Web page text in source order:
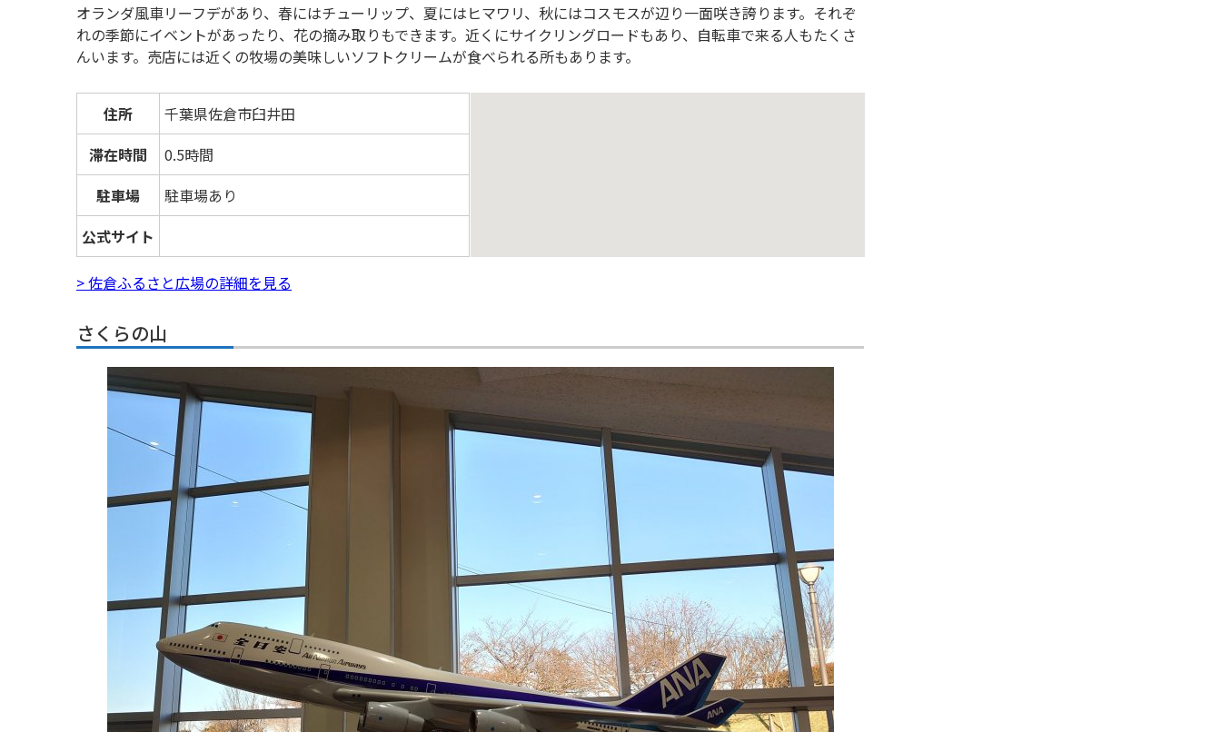
オランダ風車リーフデがあり、春にはチューリップ、夏にはヒマワリ、秋にはコスモスが辺り一面咲き誇ります。それぞ
れの季節にイベントがあったり、花の摘み取りもできます。近くにサイクリングロードもあり、自転車で来る人もたくさ
んいます。売店には近くの牧場の美味しいソフトクリームが食べられる所もあります。
住所
千葉県佐倉市臼井田
滞在時間
0.5時間
駐車場
駐車場あり
公式サイト
> 佐倉ふるさと広場の詳細を見る
さくらの山